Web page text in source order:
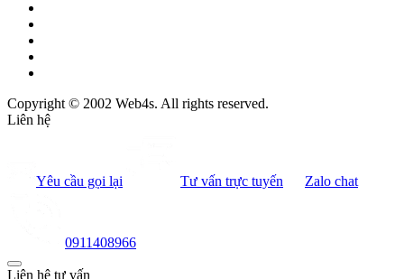
Copyright © 2002 Web4s. All rights reserved.
Liên hệ
Yêu cầu gọi lại Tư vấn trực tuyến Zalo chat
0911408966
Liên hệ tư vấn